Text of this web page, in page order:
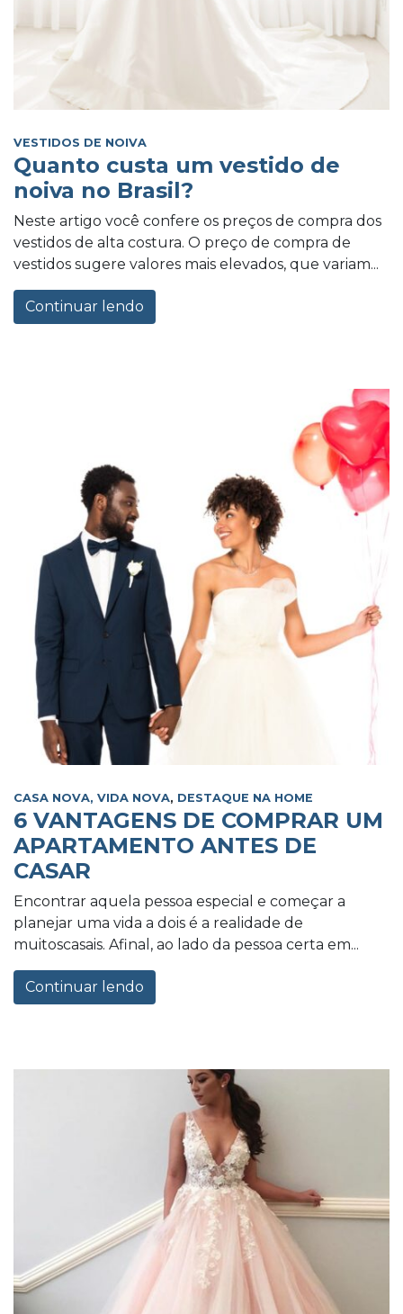
VESTIDOS DE NOIVA
Quanto custa um vestido de
noiva no Brasil?
Neste artigo você confere os preços de compra dos
vestidos de alta costura. O preço de compra de
vestidos sugere valores mais elevados, que variam...
Continuar lendo
CASA NOVA, VIDA NOVA, DESTAQUE NA HOME
6 VANTAGENS DE COMPRAR UM
APARTAMENTO ANTES DE
CASAR
Encontrar aquela pessoa especial e começar a
planejar uma vida a dois é a realidade de
muitoscasais. Afinal, ao lado da pessoa certa em...
Continuar lendo